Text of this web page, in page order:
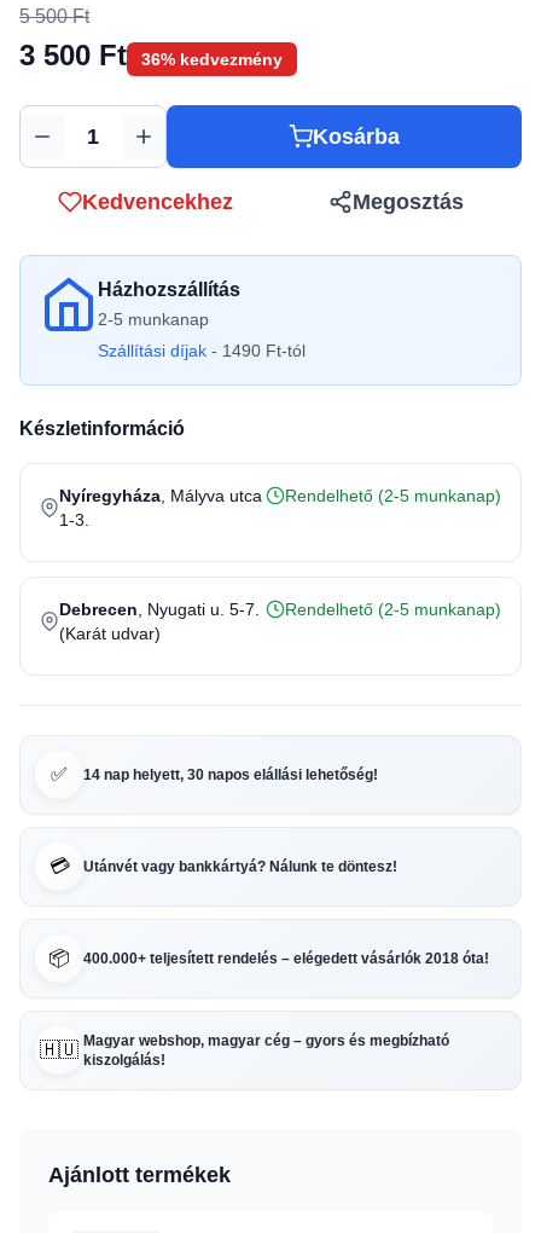
5 500 Ft
3 500 Ft 36% kedvezmény
Mennyiség Kosárba
Kedvencekhez Megosztás
Házhozszállítás
2-5 munkanap
Szállítási díjak - 1490 Ft-tól
Készletinformáció
Nyíregyháza , Mályva utca
1-3.
Rendelhető (2-5 munkanap)
Debrecen , Nyugati u. 5-7.
(Karát udvar)
Rendelhető (2-5 munkanap)
✅ 14 nap helyett, 30 napos elállási lehetőség!
💳 Utánvét vagy bankkártyá? Nálunk te döntesz!
📦 400.000+ teljesített rendelés – elégedett vásárlók 2018 óta!
🇭🇺 Magyar webshop, magyar cég – gyors és megbízható
kiszolgálás!
Ajánlott termékek